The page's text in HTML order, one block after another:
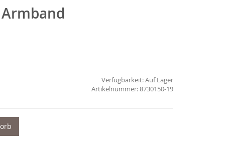
Verfügbarkeit:Auf Lager
8730150-19